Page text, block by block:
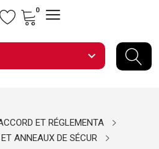
0
expand_more
ET RÉGLEMENTA
ANNEAUX DE SÉCUR